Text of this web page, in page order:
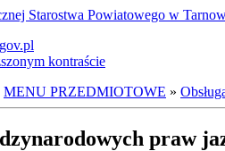
Starostwa Powiatowego w
MENU PRZEDMIOTOWE »
praw